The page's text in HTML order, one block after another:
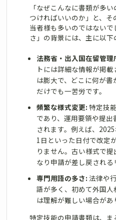
「なぜこんなに書類が多
つければいいのか」と、
当者様も多いのではない
さ」の背景には、主に以下
法務省・出入国在留管
トには詳細な情報が掲
は膨大で、どこに何が
だけでも一苦労です。
頻繁な様式変更: 特定技
であり、運用要領や提
されます。例えば、
1日といった日付で改定
りません。古い様式で
なり申請が差し戻される
専門用語の多さ: 法律や
語が多く、初めて外国
は理解が難しい場合があ
特定技能の申請書類は、